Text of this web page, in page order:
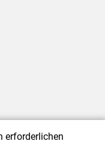
erforderlichen